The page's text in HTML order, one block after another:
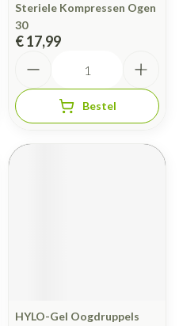
Steriele Kompressen Ogen
30
€ 17,99
Bestel
HYLO-Gel Oogdruppels